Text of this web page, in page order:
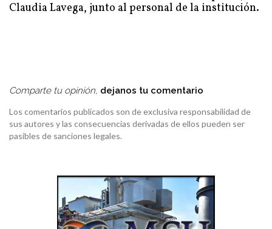
Claudia Lavega, junto al personal de la institución.
Comparte tu opinión, dejanos tu comentario
Los comentarios publicados son de exclusiva responsabilidad de
sus autores y las consecuencias derivadas de ellos pueden ser
pasibles de sanciones legales.